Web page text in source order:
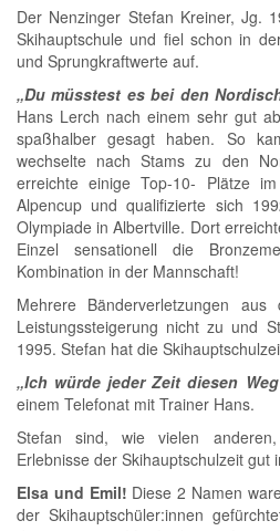
Der Nenzinger Stefan Kreiner, Jg.
Skihauptschule und fiel schon in
und Sprungkraftwerte auf.
„Du müsstest es bei den
Hans Lerch nach einem sehr gut
spaßhalber gesagt haben. So
wechselte nach Stams zu den
erreichte einige Top-10- Plätze
Alpencup und qualifizierte sich
Olympiade in Albertville. Dort
Einzel sensationell die
Kombination in der Mannschaft!
Mehrere Bänderverletzungen
Leistungssteigerung nicht zu und
1995. Stefan hat die
„Ich würde jeder Zeit diesen
einem Telefonat mit Trainer Hans.
Stefan sind, wie vielen
Erlebnisse der Skihauptschulzeit gut
Elsa und Emil! Diese 2 Namen
der Skihauptschüler:innen